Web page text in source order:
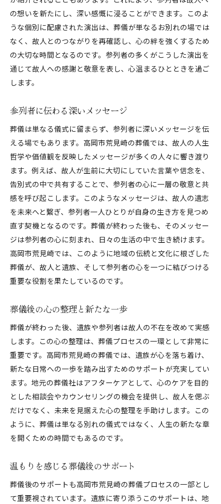
の想いを新たにし、深い感慨に浸ることができます。このよ
うな個別に配慮された演出は、葬儀が単なるお別れの場では
なく、故人とのつながりを再確認し、心の絆を強くするため
の大切な時間となるのです。参列者の多くがこうした演出を
通じて故人への感謝と敬意を表し、心温まるひとときを過ご
します。
参列者に伝わる深いメッセージ
葬儀は単なる儀式に留まらず、参列者に深いメッセージを伝
える場でもあります。高岡市荒見崎の葬儀では、故人の人生
哲学や価値観を反映したメッセージが多くの人々に響き渡り
ます。例えば、故人が生前に大切にしていた言葉や信念を、
告別式の中で共有することで、参列者の心に一層の敬意と共
感を呼び起こします。このようなメッセージは、故人の遺志
を未来へと繋ぎ、参列者一人ひとりが自身の生き方を見つめ
直す契機となるのです。葬儀が終わった後も、そのメッセー
ジは参列者の心に刻まれ、日々の生活の中で生き続けます。
高岡市荒見崎では、このように地域の伝統と文化に根ざした
葬儀が、故人と遺族、そして参列者の心を一つに結びつける
重要な役割を果たしているのです。
葬儀後の心の整理と新たな一歩
葬儀が終わった後、遺族や参列者は故人の不在を改めて実感
します。この心の整理は、葬儀プロセスの一環として非常に
重要です。高岡市荒見崎の葬儀では、遺族が心を落ち着け、
新たな日常への一歩を踏み出すためのサポートが充実してい
ます。地元の葬儀社はアフターケアとして、心のケアを目的
とした相談会やカウンセリングの機会を提供し、故人を偲ぶ
だけでなく、未来を見据えた心の整理を手助けします。この
ように、葬儀は単なる別れの儀式ではなく、人生の新たな章
を開くための時間でもあるのです。
温もりを感じる葬儀後のサポート
葬儀後のサポートも高岡市荒見崎の葬儀プロセスの一部とし
て重要視されています。遺族に寄り添うこのサポートは、地